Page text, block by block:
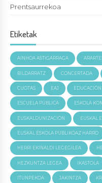
Prentsaurrekoa
Etiketak
AINHOA ASTIGARRAGA
BILDARRATZ CONCERTADA
CUOTAS EAJ
ESCUELA PÚBLICA ESKOLA
EUSKALDUNIZACIÓN EUSKAL
EUSKAL ESKOLA PUBLIKOAZ HARRO
HERRI EKINALDI LEGEGILEA
HEZKUNTZA LEGEA IKASTOLA
ITUNPEKOA JAKINTZA